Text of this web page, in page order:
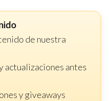
de nuestra
actualizaciones antes
y giveaways